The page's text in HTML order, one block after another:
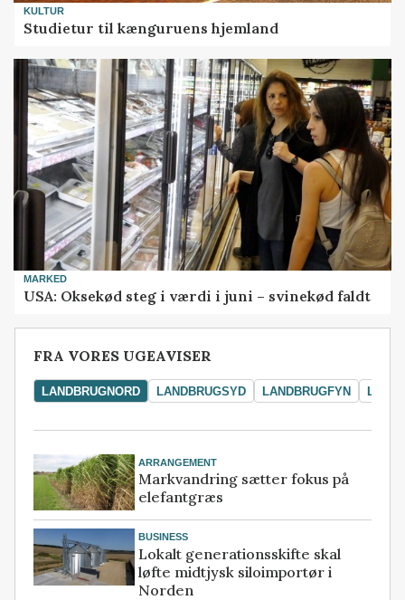
KULTUR
Studietur til kænguruens hjemland
MARKED
USA: Oksekød steg i værdi i juni – svinekød faldt
FRA VORES UGEAVISER
LANDBRUGNORD LANDBRUGSYD LANDBRUGFYN
ARRANGEMENT
Markvandring sætter fokus på
elefantgræs
BUSINESS
Lokalt generationsskifte skal
løfte midtjysk siloimportør i
Norden